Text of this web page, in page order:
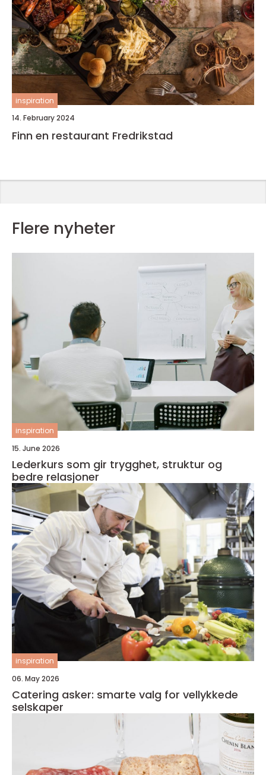
inspiration
14. February 2024
Finn en restaurant Fredrikstad
Flere nyheter
inspiration
15. June 2026
Lederkurs som gir trygghet, struktur og
bedre relasjoner
inspiration
06. May 2026
Catering asker: smarte valg for vellykkede
selskaper